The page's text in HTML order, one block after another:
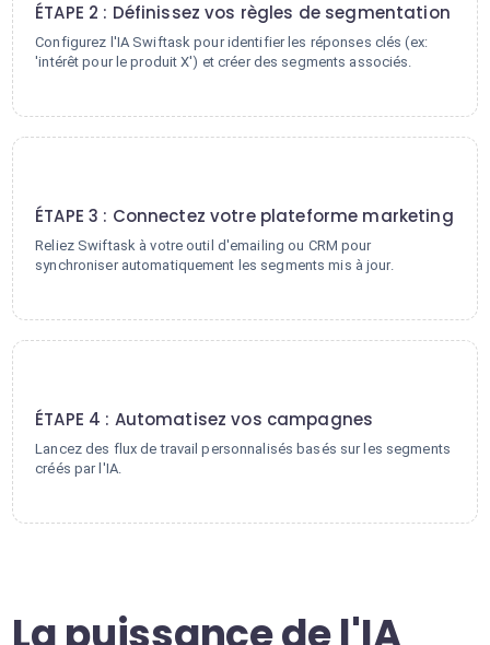
ÉTAPE 2 : Définissez vos règles de segmentation
Configurez l'IA Swiftask pour identifier les réponses clés (ex:
'intérêt pour le produit X') et créer des segments associés.
ÉTAPE 3 : Connectez votre plateforme marketing
Reliez Swiftask à votre outil d'emailing ou CRM pour
synchroniser automatiquement les segments mis à jour.
ÉTAPE 4 : Automatisez vos campagnes
Lancez des flux de travail personnalisés basés sur les segments
créés par l'IA.